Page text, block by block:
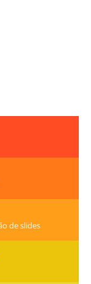
de slides